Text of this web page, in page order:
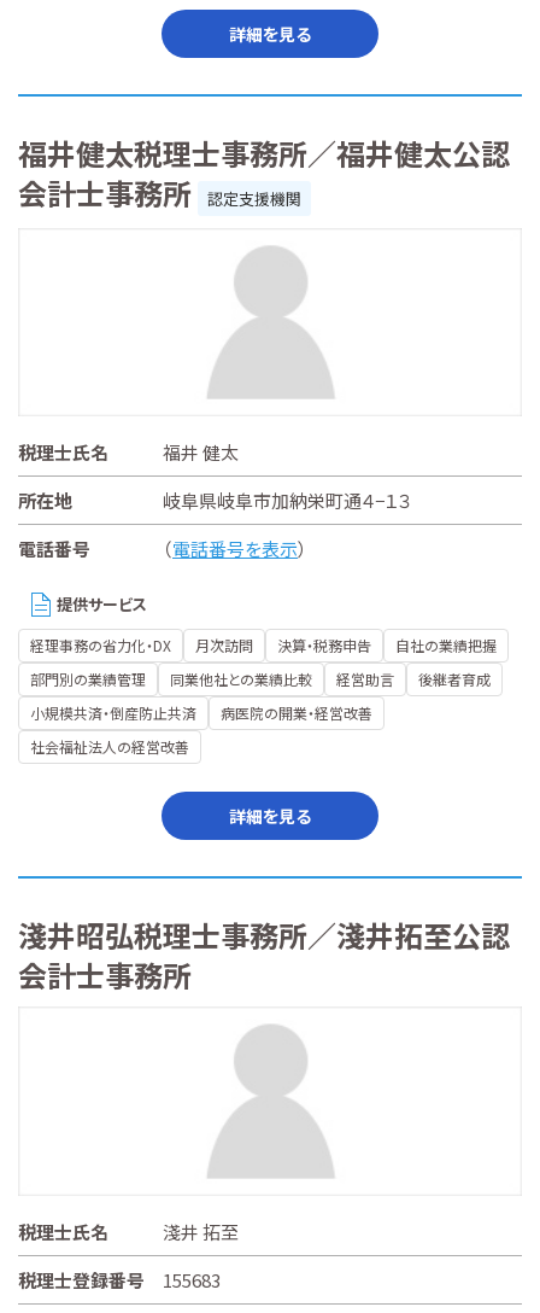
詳細を見る
福井健太税理士事務所／福井健太公認
会計士事務所
認定支援機関
税理士氏名
福井 健太
所在地
岐阜県岐阜市加納栄町通４−１３
電話番号
（電話番号を表示）
提供サービス
経理事務の省力化・DX 月次訪問 決算・税務申告
自社の業績把握
部門別の業績管理
同業他社との業績比較 経営助言
後継者育成
小規模共済・倒産防止共済
病医院の開業・経営改善
社会福祉法人の経営改善
詳細を見る
淺井昭弘税理士事務所／淺井拓至公認
会計士事務所
税理士氏名
淺井 拓至
税理士登録番号
155683